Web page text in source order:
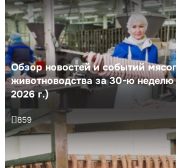
Обзор новостей и событий
животноводства за 30-ю
2026 г.)
859